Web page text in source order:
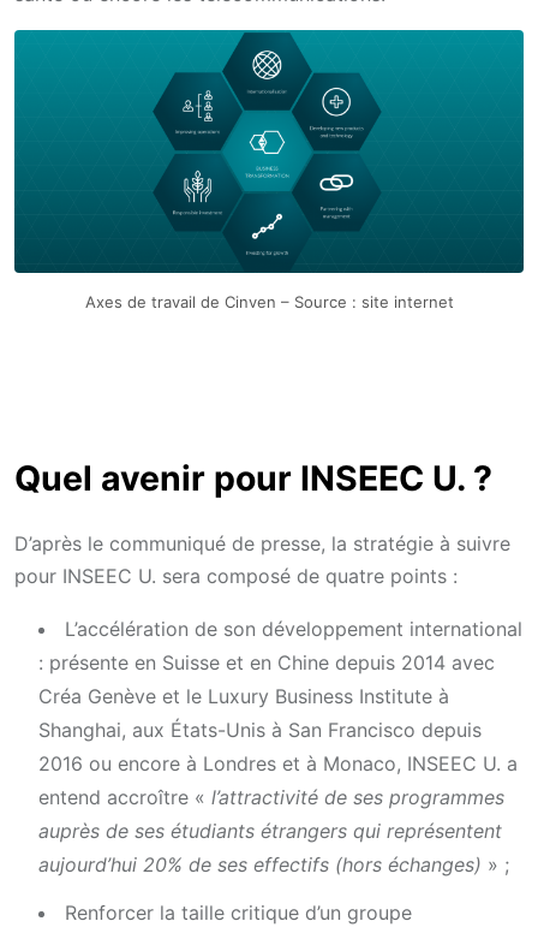
Axes de travail de Cinven – Source : site internet
Quel avenir pour INSEEC U. ?
D’après le communiqué de presse, la stratégie à suivre
pour INSEEC U. sera composé de quatre points :
L’accélération de son développement international
: présente en Suisse et en Chine depuis 2014 avec
Créa Genève et le Luxury Business Institute à
Shanghai, aux États-Unis à San Francisco depuis
2016 ou encore à Londres et à Monaco, INSEEC U. a
entend accroître « l’attractivité de ses programmes
auprès de ses étudiants étrangers qui représentent
aujourd’hui 20% de ses effectifs (hors échanges) » ;
Renforcer la taille critique d’un groupe